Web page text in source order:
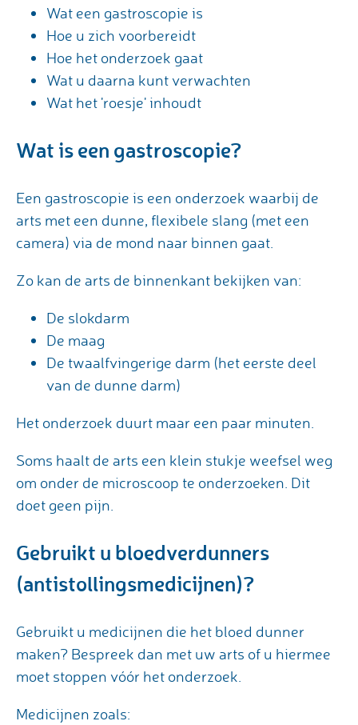
Wat een gastroscopie is
Hoe u zich voorbereidt
Hoe het onderzoek gaat
Wat u daarna kunt verwachten
Wat het 'roesje' inhoudt
Wat is een gastroscopie?
Een gastroscopie is een onderzoek waarbij de
arts met een dunne, flexibele slang (met een
camera) via de mond naar binnen gaat.
Zo kan de arts de binnenkant bekijken van:
De slokdarm
De maag
De twaalfvingerige darm (het eerste deel
van de dunne darm)
Het onderzoek duurt maar een paar minuten.
Soms haalt de arts een klein stukje weefsel weg
om onder de microscoop te onderzoeken. Dit
doet geen pijn.
Gebruikt u bloedverdunners
(antistollingsmedicijnen)?
Gebruikt u medicijnen die het bloed dunner
maken? Bespreek dan met uw arts of u hiermee
moet stoppen vóór het onderzoek.
Medicijnen zoals: